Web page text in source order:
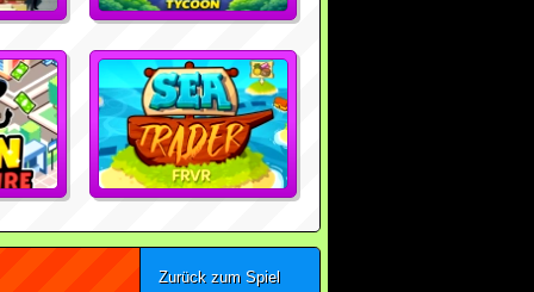
Zurück zum Spiel